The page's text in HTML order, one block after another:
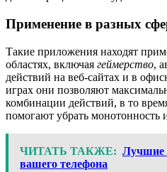
Применение в разных
Такие приложения находят
областях, включая геймерство,
действий на веб-сайтах и в
играх они позволяют
комбинации действий, в то
помогают убрать монотонность
ЧИТАТЬ ТАКЖЕ: Лучшие
вашего телефона